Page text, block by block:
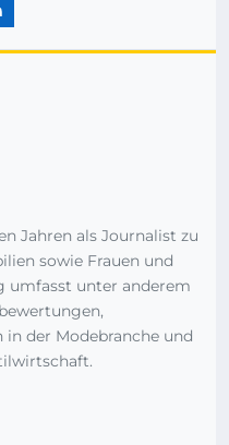
Jahren als Journalist zu
sowie Frauen und
umfasst unter anderem
der Modebranche und